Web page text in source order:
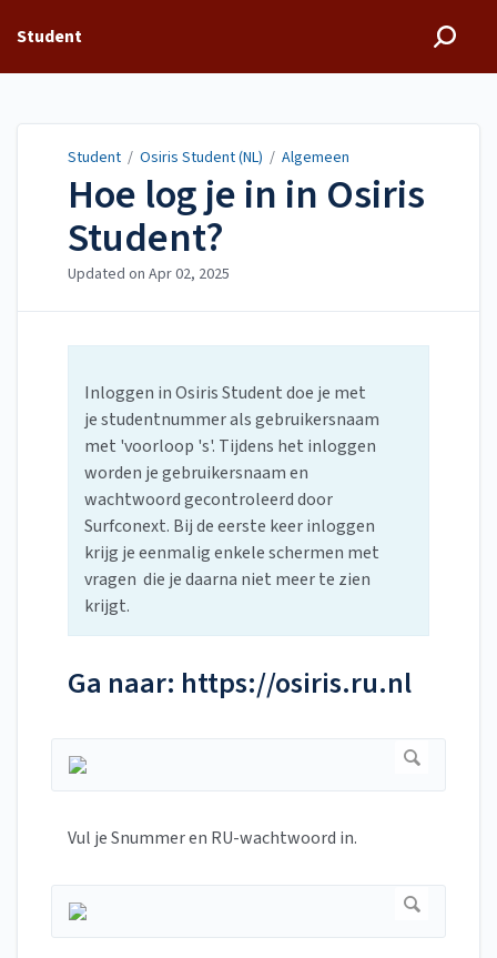
Student
Student / Osiris Student (NL) / Algemeen
Hoe log je in in Osiris
Student?
Updated on Apr 02, 2025
Inloggen in Osiris Student doe je met
je studentnummer als gebruikersnaam
met 'voorloop 's'. Tijdens het inloggen
worden je gebruikersnaam en
wachtwoord gecontroleerd door
Surfconext. Bij de eerste keer inloggen
krijg je eenmalig enkele schermen met
vragen die je daarna niet meer te zien
krijgt.
Ga naar: https://osiris.ru.nl
Vul je Snummer en RU-wachtwoord in.